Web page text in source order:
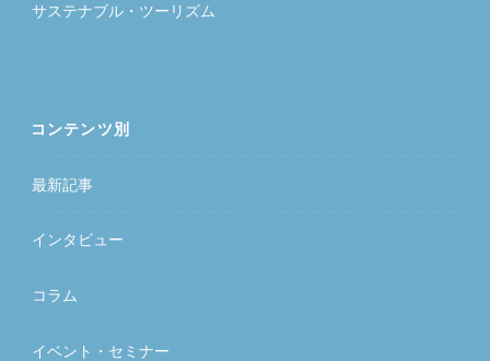
サステナブル・ツーリズム
コンテンツ別
最新記事
インタビュー
コラム
イベント・セミナー